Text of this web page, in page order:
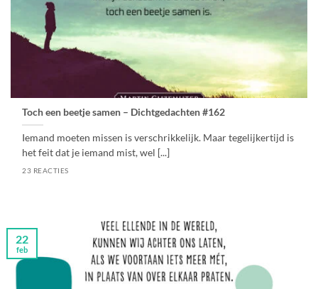
Toch een beetje samen – Dichtgedachten #162
Iemand moeten missen is verschrikkelijk. Maar tegelijkertijd is
het feit dat je iemand mist, wel [...]
23 REACTIES
22
feb